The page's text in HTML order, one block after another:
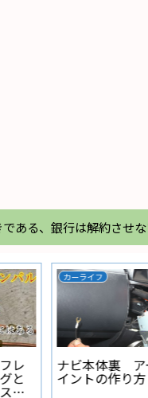
ある、銀行は解約させな
DHCP
isc-dhcp-server 払い
したipアドレスを確認